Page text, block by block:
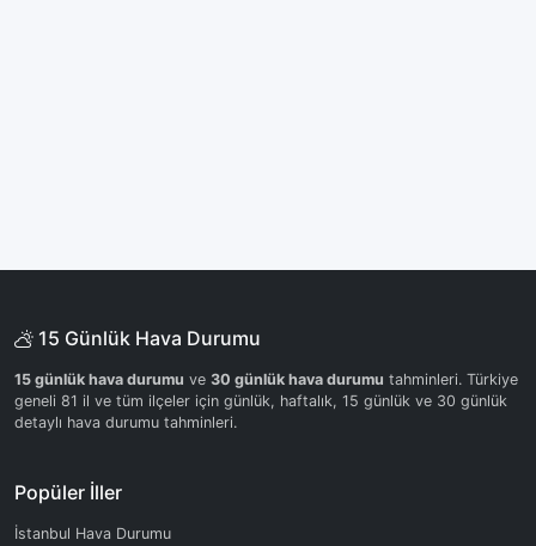
15 Günlük Hava Durumu
15 günlük hava durumu ve 30 günlük hava durumu tahminleri. Türkiye
geneli 81 il ve tüm ilçeler için günlük, haftalık, 15 günlük ve 30 günlük
detaylı hava durumu tahminleri.
Popüler İller
İstanbul Hava Durumu